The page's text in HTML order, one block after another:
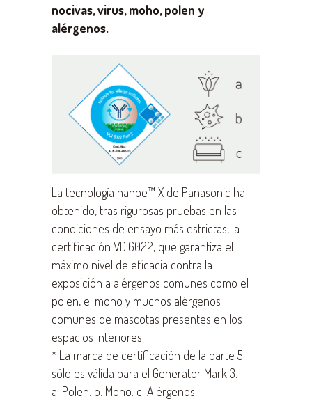
nocivas, virus, moho, polen y
alérgenos.
La tecnología nanoe™ X de Panasonic ha
obtenido, tras rigurosas pruebas en las
condiciones de ensayo más estrictas, la
certificación VDI6022, que garantiza el
máximo nivel de eficacia contra la
exposición a alérgenos comunes como el
polen, el moho y muchos alérgenos
comunes de mascotas presentes en los
espacios interiores.
* La marca de certificación de la parte 5
sólo es válida para el Generator Mark 3.
a. Polen. b. Moho. c. Alérgenos